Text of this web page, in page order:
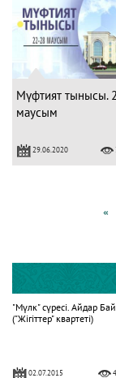
Мүфтият тынысы.
маусым
29.06.2020
«
"Мүлк" сүресі. Айдар
("Жігіттер" квартеті)
02.07.2015